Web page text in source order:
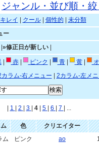
ジャンル・並び順・
キレイ クール| 個性的
未分類
ー
»修正日が新しい|
| 赤| ピンク 青| 黄|
カラム-右メニュー
2カラム-左メ
1 2 3 4 5 6 7 | ...
色
クリエイター
ム ピンク ao